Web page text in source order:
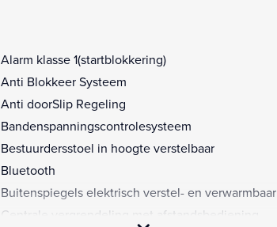
Alarm klasse 1(startblokkering)
Anti Blokkeer Systeem
Anti doorSlip Regeling
Bandenspanningscontrolesysteem
Bestuurdersstoel in hoogte verstelbaar
Bluetooth
Buitenspiegels elektrisch verstel- en verwarmbaar
Centrale vergrendeling met afstandsbediening